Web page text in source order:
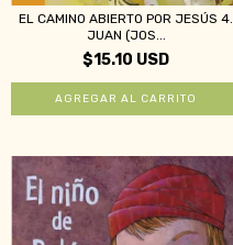
EL CAMINO ABIERTO POR JESÚS 4.
JUAN (JOS...
$15.10 USD